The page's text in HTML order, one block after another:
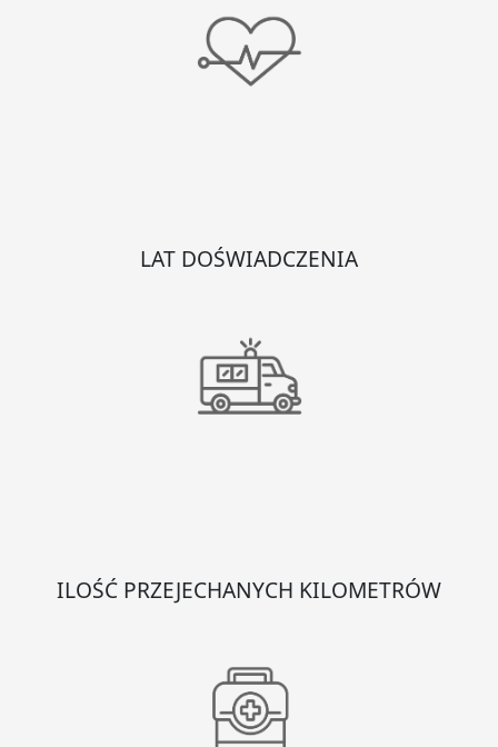
LAT DOŚWIADCZENIA
ILOŚĆ PRZEJECHANYCH KILOMETRÓW